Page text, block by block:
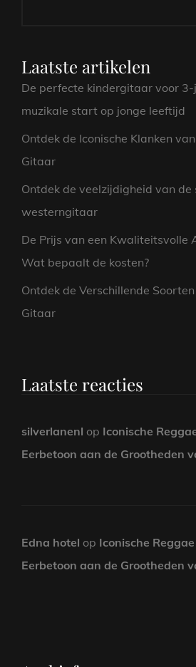
Laatste artikelen
De perfecte kindergitaar voor 3-
muzikale start op jonge leeftijd
Ontdek de Iconische Klanken
Gitaar
Ontdek de veelzijdigheid van de
westerngitaar
De Prijs van een Kwaliteitsvolle
Wat bepaalt de kosten?
Ontdek de Verschillende
Gitaar
Laatste reacties
silverlanenl op Iconische
Eerbetoon aan de Grootheden
Edna hotel op Iconische
Eerbetoon aan de Grootheden